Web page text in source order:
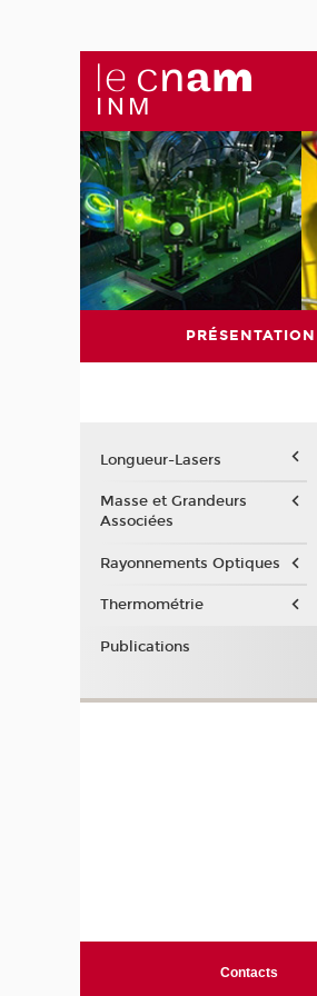
PRÉSENTATION
Longueur-Lasers
Masse et Grandeurs
Associées
Rayonnements Optiques
Thermométrie
Publications
Contacts